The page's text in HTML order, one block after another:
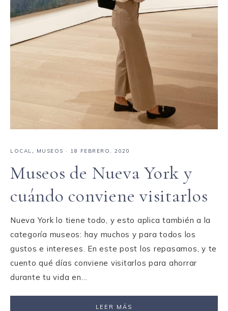
LOCAL, MUSEOS · 18 FEBRERO, 2020
Museos de Nueva York y
cuándo conviene visitarlos
Nueva York lo tiene todo, y esto aplica también a la
categoría museos: hay muchos y para todos los
gustos e intereses. En este post los repasamos, y te
cuento qué días conviene visitarlos para ahorrar
durante tu vida en…
LEER MÁS